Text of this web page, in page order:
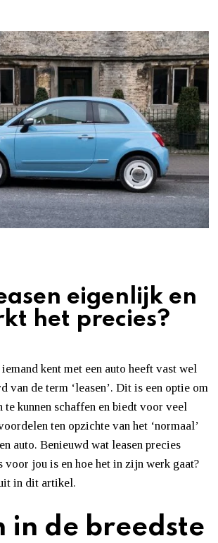
eigenlijk en
het precies?
kent met een auto heeft vast wel
van de term ‘leasen’. Dit is een optie om
te kunnen schaffen en biedt voor veel
ten opzichte van het ‘normaal’
auto. Benieuwd wat leasen precies
voor jou is en hoe het in zijn werk gaat?
in dit artikel.
in de breedste